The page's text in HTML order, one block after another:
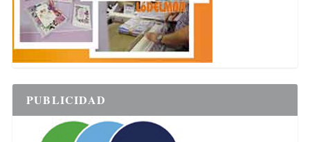
PUBLICIDAD